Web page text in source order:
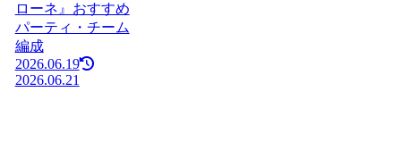
ローネ』おすすめ
パーティ・チーム
編成
2026.06.19
2026.06.21